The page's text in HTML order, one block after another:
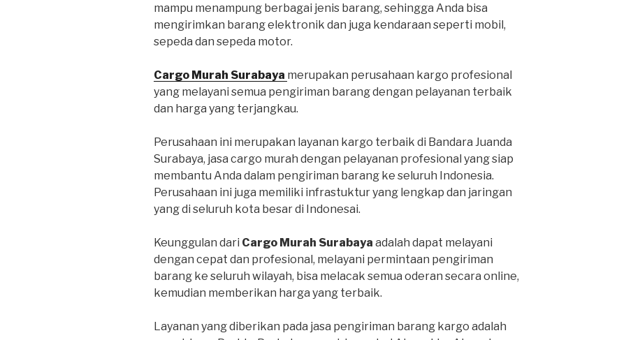
mampu menampung berbagai jenis barang, sehingga Anda bisa
mengirimkan barang elektronik dan juga kendaraan seperti mobil,
sepeda dan sepeda motor.
Cargo Murah Surabaya merupakan perusahaan kargo profesional
yang melayani semua pengiriman barang dengan pelayanan terbaik
dan harga yang terjangkau.
Perusahaan ini merupakan layanan kargo terbaik di Bandara Juanda
Surabaya, jasa cargo murah dengan pelayanan profesional yang siap
membantu Anda dalam pengiriman barang ke seluruh Indonesia.
Perusahaan ini juga memiliki infrastuktur yang lengkap dan jaringan
yang di seluruh kota besar di Indonesai.
Keunggulan dari Cargo Murah Surabaya adalah dapat melayani
dengan cepat dan profesional, melayani permintaan pengiriman
barang ke seluruh wilayah, bisa melacak semua oderan secara online,
kemudian memberikan harga yang terbaik.
Layanan yang diberikan pada jasa pengiriman barang kargo adalah